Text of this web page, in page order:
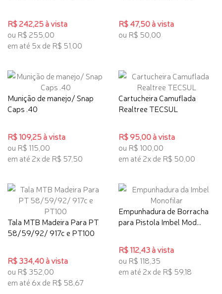
R$ 242,25 à vista
ou R$ 255,00
em até 5x de R$ 51,00
R$ 47,50 à vista
ou R$ 50,00
Munição de manejo/ Snap
Caps .40
R$ 109,25 à vista
ou R$ 115,00
em até 2x de R$ 57,50
Cartucheira Camuflada
Realtree TECSUL
R$ 95,00 à vista
ou R$ 100,00
em até 2x de R$ 50,00
Tala MTB Madeira Para PT
58/59/92/ 917c e PT100
R$ 334,40 à vista
ou R$ 352,00
em até 6x de R$ 58,67
Empunhadura de Borracha
para Pistola Imbel Mod...
R$ 112,43 à vista
ou R$ 118,35
em até 2x de R$ 59,18